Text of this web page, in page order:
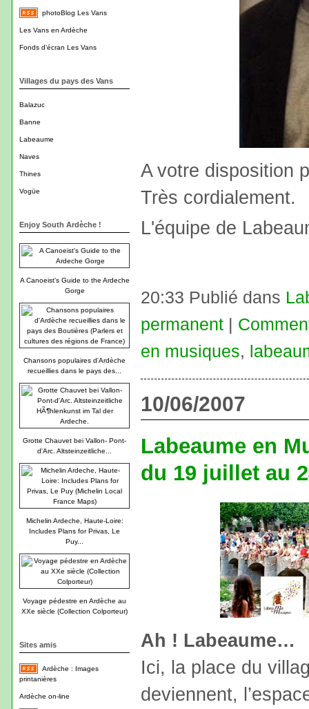
photoBlog Les Vans
Les Vans en Ardèche
Fonds d'écran Les Vans
Villages du pays des Vans
Balazuc
Banne
Labeaume
Naves
Thines
Vogüe
Enjoy South Ardèche !
A Canoeist's Guide to the Ardeche
Gorge
Chansons populaires d'Ardèche
recueillies dans le pays des...
Grotte Chauvet bei Vallon- Pont-
d'Arc. Altsteinzeitliche...
Michelin Ardeche, Haute-Loire:
Includes Plans for Privas, Le
Puy...
Voyage pédestre en Ardèche au
XXe siècle (Collection Colporteur)
Sites amis
Ardèche : Images
printanières
Ardèche on-line
A votre disposition
Très cordialement.
L'équipe de
20:33 Publié dans
permanent
en musiques,
10/06/2007
Labeaume en
du 19 juillet au
Ah ! Labeaume…
Ici, la place du
deviennent,